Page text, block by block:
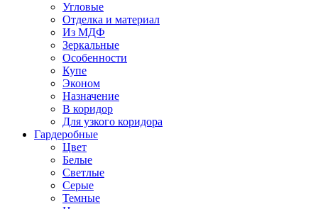
Угловые
Отделка и материал
Из МДФ
Зеркальные
Особенности
Купе
Эконом
Назначение
В коридор
Для узкого коридора
Гардеробные
Цвет
Белые
Светлые
Серые
Темные